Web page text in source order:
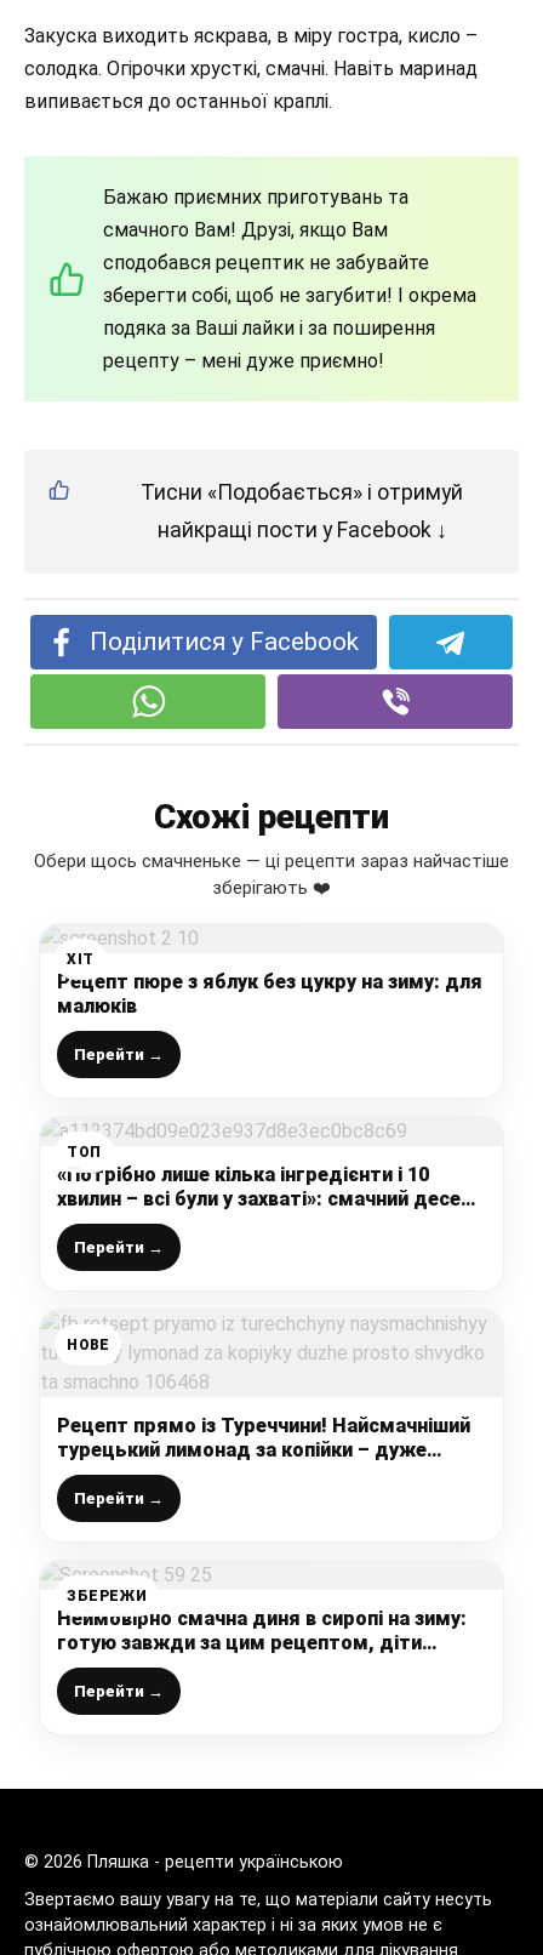
Закуска виходить яскрава, в міру гостра, кисло –
солодка. Огірочки хрусткі, смачні. Навіть маринад
випивається до останньої краплі.
Бажаю приємних приготувань та
смачного Вам! Друзі, якщо Вам
сподобався рецептик не забувайте
зберегти собі, щоб не загубити! І окрема
подяка за Ваші лайки і за поширення
рецепту – мені дуже приємно!
Тисни «Подобається» і отримуй
найкращі пости у Facebook ↓
Поділитися у Facebook
Схожі рецепти
Обери щось смачненьке — ці рецепти зараз найчастіше
зберігають ❤️
ХІТ
Рецепт пюре з яблук без цукру на зиму: для
малюків
Перейти →
ТОП
«Потрібно лише кілька інгредієнти і 10
хвилин – всі були у захваті»: смачний десерт
до чаю (духовка не знадобиться)
Перейти →
НОВЕ
Рецепт прямо із Туреччини! Найсмачніший
турецький лимонад за копійки – дуже
просто, швидко та смачно
Перейти →
ЗБЕРЕЖИ
Неймовірно смачна диня в сиропі на зиму:
готую завжди за цим рецептом, діти
просто обожнюють такий десерт
Перейти →
© 2026 Пляшка - рецепти українською
Звертаємо вашу увагу на те, що матеріали сайту несуть
ознайомлювальний характер і ні за яких умов не є
публічною офертою або методиками для лікування.